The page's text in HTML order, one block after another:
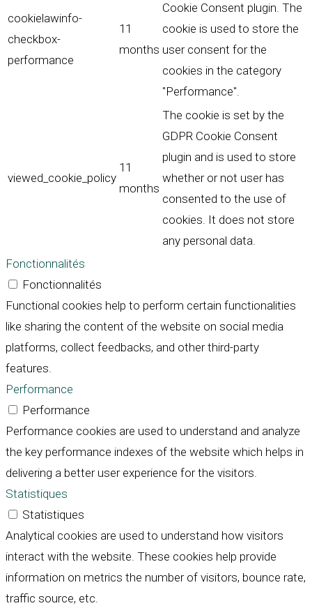
cookielawinfo-
checkbox-
performance
11
months
Cookie Consent plugin. The
cookie is used to store the
user consent for the
cookies in the category
"Performance".
viewed_cookie_policy
11
months
The cookie is set by the
GDPR Cookie Consent
plugin and is used to store
whether or not user has
consented to the use of
cookies. It does not store
any personal data.
Fonctionnalités
Fonctionnalités
Functional cookies help to perform certain functionalities
like sharing the content of the website on social media
platforms, collect feedbacks, and other third-party
features.
Performance
Performance
Performance cookies are used to understand and analyze
the key performance indexes of the website which helps in
delivering a better user experience for the visitors.
Statistiques
Statistiques
Analytical cookies are used to understand how visitors
interact with the website. These cookies help provide
information on metrics the number of visitors, bounce rate,
traffic source, etc.